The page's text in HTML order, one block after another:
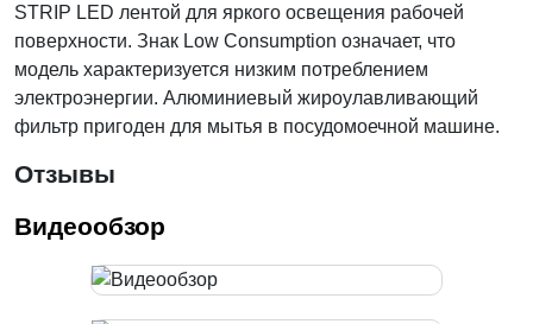
STRIP LED лентой для яркого освещения рабочей
поверхности. Знак Low Consumption означает, что
модель характеризуется низким потреблением
электроэнергии. Алюминиевый жироулавливающий
фильтр пригоден для мытья в посудомоечной машине.
Отзывы
Видеообзор